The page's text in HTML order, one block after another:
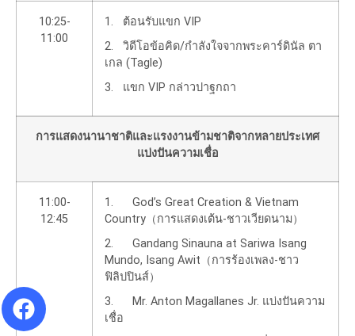
10:25-
11:00
1. ต้อนรับแขก VIP
2. วิดีโอข้อคิด/กำลังใจจากพระคาร์ดินัล ตา
เกล (Tagle)
3. แขก VIP กล่าวปาฐกถา
การแสดงนานาชาติและแรงงานข้ามชาติจากหลายประเทศ
แบ่งปันความเชื่อ
11:00-
12:45
1. God’s Great Creation & Vietnam
Country（การแสดงเต้น-ชาวเวียดนาม）
2. Gandang Sinauna at Sariwa Isang
Mundo, Isang Awit（การร้องเพลง-ชาว
ฟิลิปปินส์）
3. Mr. Anton Magallanes Jr. แบ่งปันความ
เชื่อ